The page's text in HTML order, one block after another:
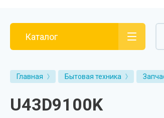
Каталог
Главная Бытовая техника
U43D9100K